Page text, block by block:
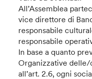
All’Assemblea
vice direttore di
responsabile
responsabile
In base a quanto
Organizzative
all’art. 2.6, ogni